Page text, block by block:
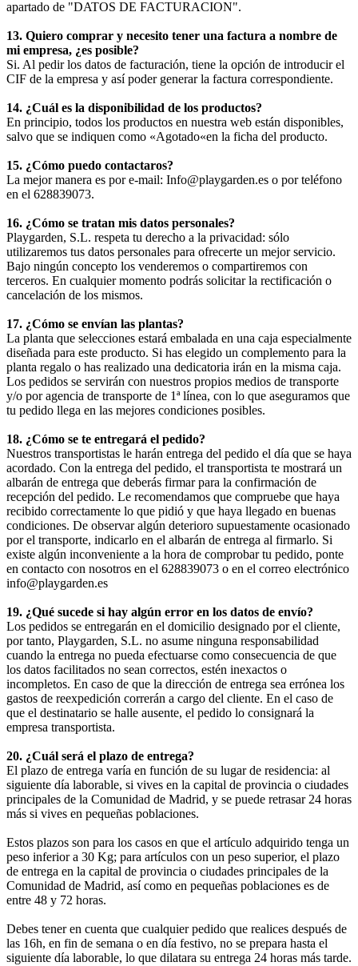
apartado de "DATOS DE FACTURACION".
13. Quiero comprar y necesito tener una factura a nombre de
mi empresa, ¿es posible?
Si. Al pedir los datos de facturación, tiene la opción de introducir el
CIF de la empresa y así poder generar la factura correspondiente.
14. ¿Cuál es la disponibilidad de los productos?
En principio, todos los productos en nuestra web están disponibles,
salvo que se indiquen como «Agotado«en la ficha del producto.
15. ¿Cómo puedo contactaros?
La mejor manera es por e-mail: Info@playgarden.es o por teléfono
en el 628839073.
16. ¿Cómo se tratan mis datos personales?
Playgarden, S.L. respeta tu derecho a la privacidad: sólo
utilizaremos tus datos personales para ofrecerte un mejor servicio.
Bajo ningún concepto los venderemos o compartiremos con
terceros. En cualquier momento podrás solicitar la rectificación o
cancelación de los mismos.
17. ¿Cómo se envían las plantas?
La planta que selecciones estará embalada en una caja especialmente
diseñada para este producto. Si has elegido un complemento para la
planta regalo o has realizado una dedicatoria irán en la misma caja.
Los pedidos se servirán con nuestros propios medios de transporte
y/o por agencia de transporte de 1ª línea, con lo que aseguramos que
tu pedido llega en las mejores condiciones posibles.
18. ¿Cómo se te entregará el pedido?
Nuestros transportistas le harán entrega del pedido el día que se haya
acordado. Con la entrega del pedido, el transportista te mostrará un
albarán de entrega que deberás firmar para la confirmación de
recepción del pedido. Le recomendamos que compruebe que haya
recibido correctamente lo que pidió y que haya llegado en buenas
condiciones. De observar algún deterioro supuestamente ocasionado
por el transporte, indicarlo en el albarán de entrega al firmarlo. Si
existe algún inconveniente a la hora de comprobar tu pedido, ponte
en contacto con nosotros en el 628839073 o en el correo electrónico
info@playgarden.es
19. ¿Qué sucede si hay algún error en los datos de envío?
Los pedidos se entregarán en el domicilio designado por el cliente,
por tanto, Playgarden, S.L. no asume ninguna responsabilidad
cuando la entrega no pueda efectuarse como consecuencia de que
los datos facilitados no sean correctos, estén inexactos o
incompletos. En caso de que la dirección de entrega sea errónea los
gastos de reexpedición correrán a cargo del cliente. En el caso de
que el destinatario se halle ausente, el pedido lo consignará la
empresa transportista.
20. ¿Cuál será el plazo de entrega?
El plazo de entrega varía en función de su lugar de residencia: al
siguiente día laborable, si vives en la capital de provincia o ciudades
principales de la Comunidad de Madrid, y se puede retrasar 24 horas
más si vives en pequeñas poblaciones.
Estos plazos son para los casos en que el artículo adquirido tenga un
peso inferior a 30 Kg; para artículos con un peso superior, el plazo
de entrega en la capital de provincia o ciudades principales de la
Comunidad de Madrid, así como en pequeñas poblaciones es de
entre 48 y 72 horas.
Debes tener en cuenta que cualquier pedido que realices después de
las 16h, en fin de semana o en día festivo, no se prepara hasta el
siguiente día laborable, lo que dilatara su entrega 24 horas más tarde.